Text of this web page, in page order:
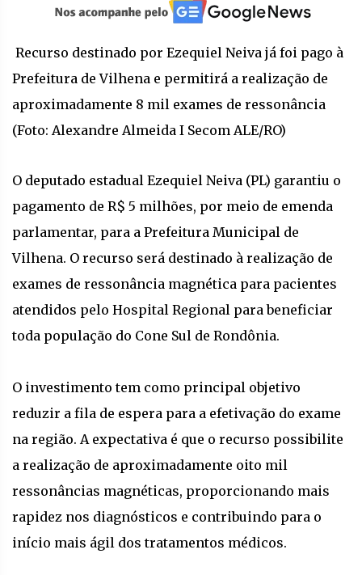
Recurso destinado por Ezequiel Neiva já foi pago à
Prefeitura de Vilhena e permitirá a realização de
aproximadamente 8 mil exames de ressonância
(Foto: Alexandre Almeida I Secom ALE/RO)
O deputado estadual Ezequiel Neiva (PL) garantiu o
pagamento de R$ 5 milhões, por meio de emenda
parlamentar, para a Prefeitura Municipal de
Vilhena. O recurso será destinado à realização de
exames de ressonância magnética para pacientes
atendidos pelo Hospital Regional para beneficiar
toda população do Cone Sul de Rondônia.
O investimento tem como principal objetivo
reduzir a fila de espera para a efetivação do exame
na região. A expectativa é que o recurso possibilite
a realização de aproximadamente oito mil
ressonâncias magnéticas, proporcionando mais
rapidez nos diagnósticos e contribuindo para o
início mais ágil dos tratamentos médicos.